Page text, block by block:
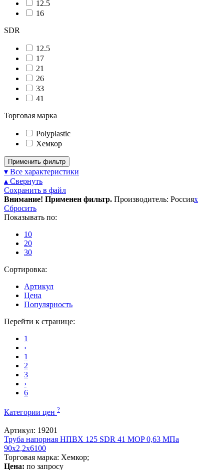
12.5
16
SDR
12.5
17
21
26
33
41
Торговая марка
Polyplastic
Хемкор
Применить фильтр
▾ Все характеристики
▴ Свернуть
Сохранить в файл
Внимание! Применен фильтр. Производитель: Россияx
Сбросить
Показывать по:
10
20
30
Сортировка:
Артикул
Цена
Популярность
Перейти к странице:
1
‹
1
2
3
›
6
Категории цен ?
Артикул: 19201
Труба напорная НПВХ 125 SDR 41 MOP 0,63 МПа
90x2,2x6100
Торговая марка: Хемкор;
Цена: по запросу